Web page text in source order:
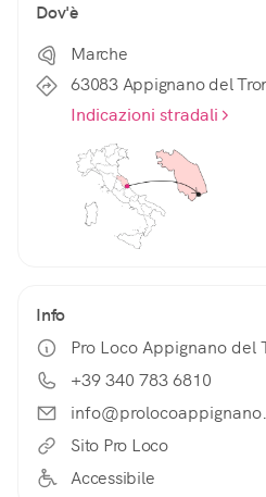
Dov'è
Marche
63083 Appignano del
Indicazioni stradali
Info
Pro Loco Appignano del
+39 340 783 6810
Sito Pro Loco
Accessibile